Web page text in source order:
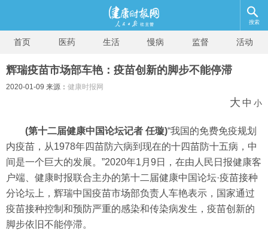
搜索
首页 医药 生活 慢病 监督 活动
辉瑞疫苗市场部车艳：疫苗创新的脚步不能停滞
2020-01-09 来源： 健康时报网
大 中 小
(第十二届健康中国论坛记者 任璇)“我国的免费免疫规划
内疫苗，从1978年四苗防六病到现在的十四苗防十五病，中
间是一个巨大的发展。”2020年1月9日，在由人民日报健康客
户端、健康时报联合主办的第十二届健康中国论坛·疫苗接种
分论坛上，辉瑞中国疫苗市场部负责人车艳表示，国家通过
疫苗接种控制和预防严重的感染和传染病发生，疫苗创新的
脚步依旧不能停滞。